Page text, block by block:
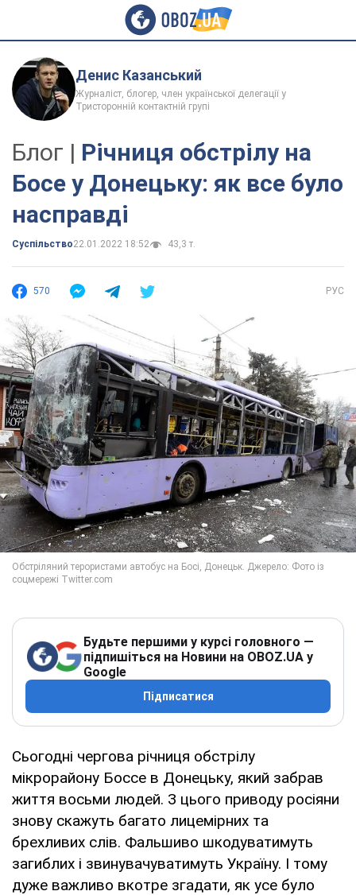
Денис Казанський
Журналіст, блогер, член української делегації у
Тристоронній контактній групі
Блог | Річниця обстрілу на
Босе у Донецьку: як все було
насправді
Суспільство22.01.2022 18:52 43,3 т.
570 РУС
Будьте першими у курсі головного —
підпишіться на Новини на OBOZ.UA у
Google
Підписатися
Сьогодні чергова річниця обстрілу
мікрорайону Боссе в Донецьку, який забрав
життя восьми людей. З цього приводу росіяни
знову скажуть багато лицемірних та
брехливих слів. Фальшиво шкодуватимуть
загиблих і звинувачуватимуть Україну. І тому
дуже важливо вкотре згадати, як усе було